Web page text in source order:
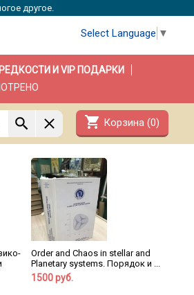
другое.
Select Language ▼
РЕДКОСТИ И VIP ПОДАРКИ
shopping_cart Корзина (0)
Order and Chaos in stellar and
Planetary systems. Порядок и ...
1500 руб.